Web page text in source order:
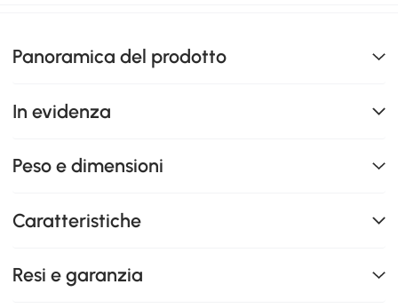
Panoramica del prodotto
In evidenza
Peso e dimensioni
Caratteristiche
Resi e garanzia